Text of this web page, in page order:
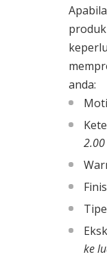
anda:
Tipe
ke